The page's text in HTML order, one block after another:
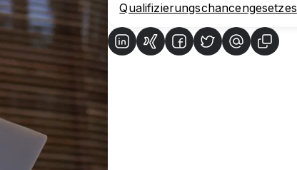
Qualifizierungschancengesetzes